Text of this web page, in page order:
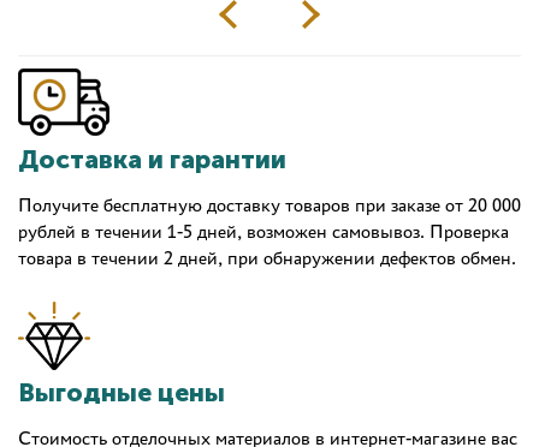
Доставка и гарантии
Получите бесплатную доставку товаров при заказе от 20 000
рублей в течении 1-5 дней, возможен самовывоз. Проверка
товара в течении 2 дней, при обнаружении дефектов обмен.
Выгодные цены
Стоимость отделочных материалов в интернет-магазине вас